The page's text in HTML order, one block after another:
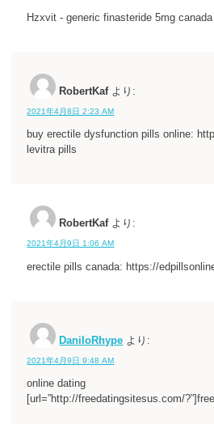
Hzxvit - generic finasteride 5mg
RobertKaf より:
2021年4月8日 2:23 AM
buy erectile dysfunction pills online:
levitra pills
RobertKaf より:
2021年4月9日 1:06 AM
erectile pills canada: https://
DaniloRhype より:
2021年4月9日 9:48 AM
online dating
[url=”http://freedatingsitesus.com/